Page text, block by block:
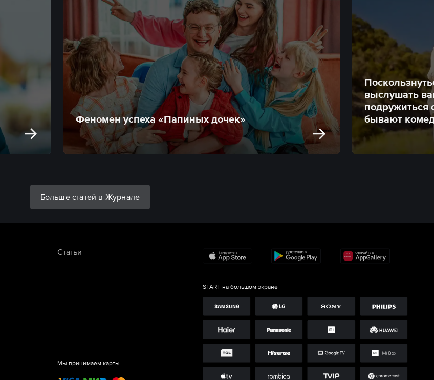
Феномен успеха «Папиных дочек»
выслушать
подружиться
бывают
Больше статей в Журнале
Статьи
Мы принимаем карты
START на большом экране